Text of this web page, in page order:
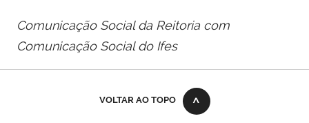
Comunicação Social da Reitoria com
Comunicação Social do Ifes
VOLTAR AO TOPO